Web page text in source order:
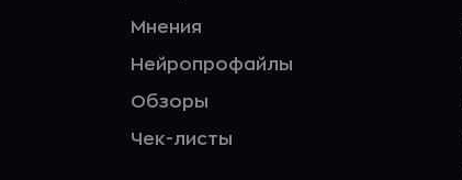
Мнения
Нейропрофайлы
Обзоры
Чек-листы